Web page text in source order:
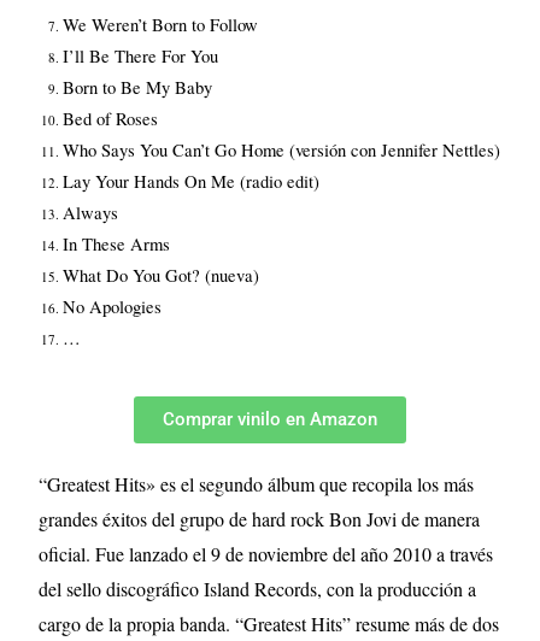
We Weren’t Born to Follow
I’ll Be There For You
Born to Be My Baby
Bed of Roses
Who Says You Can’t Go Home (versión con Jennifer Nettles)
Lay Your Hands On Me (radio edit)
Always
In These Arms
What Do You Got? (nueva)
No Apologies
…
Comprar vinilo en Amazon
“Greatest Hits» es el segundo álbum que recopila los más
grandes éxitos del grupo de hard rock Bon Jovi de manera
oficial. Fue lanzado el 9 de noviembre del año 2010 a través
del sello discográfico Island Records, con la producción a
cargo de la propia banda. “Greatest Hits” resume más de dos